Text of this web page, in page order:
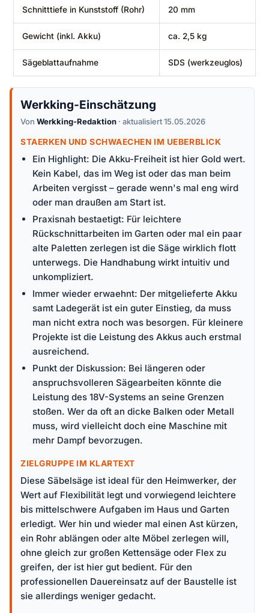
Schnitttiefe in Kunststoff (Rohr) 20 mm
Gewicht (inkl. Akku) ca. 2,5 kg
Sägeblattaufnahme SDS (werkzeuglos)
Werkking-Einschätzung
Von Werkking-Redaktion · aktualisiert 15.05.2026
STAERKEN UND SCHWAECHEN IM UEBERBLICK
Ein Highlight: Die Akku-Freiheit ist hier Gold wert.
Kein Kabel, das im Weg ist oder das man beim
Arbeiten vergisst – gerade wenn's mal eng wird
oder man draußen am Start ist.
Praxisnah bestaetigt: Für leichtere
Rückschnittarbeiten im Garten oder mal ein paar
alte Paletten zerlegen ist die Säge wirklich flott
unterwegs. Die Handhabung wirkt intuitiv und
unkompliziert.
Immer wieder erwaehnt: Der mitgelieferte Akku
samt Ladegerät ist ein guter Einstieg, da muss
man nicht extra noch was besorgen. Für kleinere
Projekte ist die Leistung des Akkus auch erstmal
ausreichend.
Punkt der Diskussion: Bei längeren oder
anspruchsvolleren Sägearbeiten könnte die
Leistung des 18V-Systems an seine Grenzen
stoßen. Wer da oft an dicke Balken oder Metall
muss, wird vielleicht doch eine Maschine mit
mehr Dampf bevorzugen.
ZIELGRUPPE IM KLARTEXT
Diese Säbelsäge ist ideal für den Heimwerker, der
Wert auf Flexibilität legt und vorwiegend leichtere
bis mittelschwere Aufgaben im Haus und Garten
erledigt. Wer hin und wieder mal einen Ast kürzen,
ein Rohr ablängen oder alte Möbel zerlegen will,
ohne gleich zur großen Kettensäge oder Flex zu
greifen, der ist hier gut bedient. Für den
professionellen Dauereinsatz auf der Baustelle ist
sie allerdings weniger gedacht.